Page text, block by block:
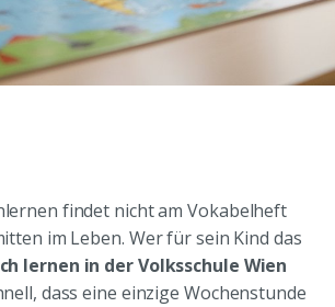
findet nicht am Vokabelheft
im Leben. Wer für sein Kind das
lernen in der Volksschule Wien
dass eine einzige Wochenstunde